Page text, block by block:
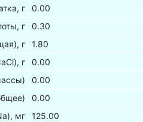
г
0.00
г
0.30
г
1.80
г
0.00
0.00
0.00
мг
125.00